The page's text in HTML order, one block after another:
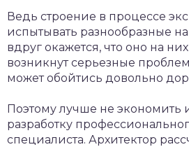
Ведь строение в процессе
испытывать разнообразные
вдруг окажется, что оно на
возникнут серьезные
может обойтись довольно
Поэтому лучше не экономить и
разработку
специалиста. Архитектор